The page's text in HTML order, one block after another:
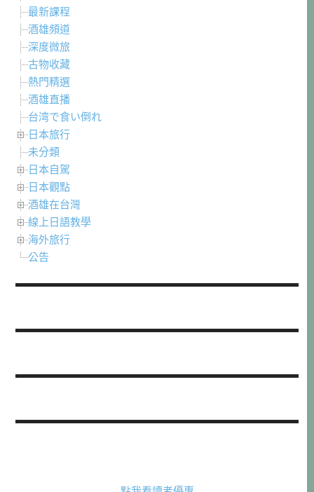
最新課程
酒雄頻道
深度微旅
古物收藏
熱門精選
酒雄直播
台湾で食い倒れ
日本旅行
未分類
日本自駕
日本觀點
酒雄在台灣
線上日語教學
海外旅行
公告